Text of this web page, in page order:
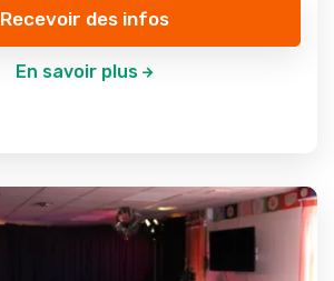
Recevoir des infos
En savoir plus